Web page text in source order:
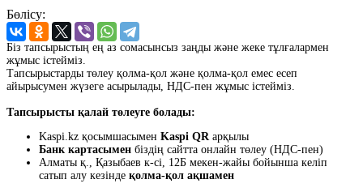
Бөлісу:
Біз тапсырыстың ең аз сомасынсыз заңды және жеке тұлғалармен
жұмыс істейміз.
Тапсырыстарды төлеу қолма-қол және қолма-қол емес есеп
айырысумен жүзеге асырылады, НДС-пен жұмыс істейміз.
Тапсырысты қалай төлеуге болады:
Kaspi.kz қосымшасымен Kaspi QRарқылы
Банк картасымен біздің сайтта онлайн төлеу (НДС-пен)
Алматы қ., Қазыбаев к-сі, 12Б мекен-жайы бойынша келіп
сатып алу кезінде қолма-қол ақшамен